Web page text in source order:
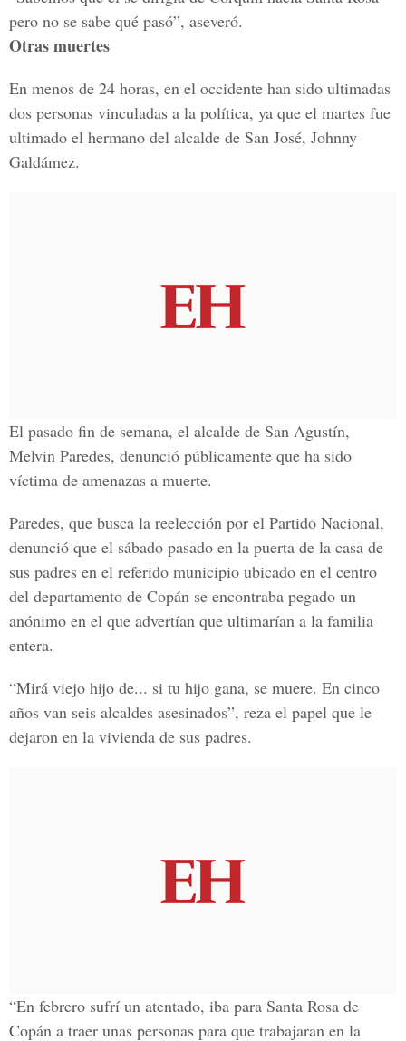
pero no se sabe qué pasó”, aseveró.
Otras muertes
En menos de 24 horas, en el occidente han sido ultimadas
dos personas vinculadas a la política, ya que el martes fue
ultimado el hermano del alcalde de San José, Johnny
Galdámez.
El pasado fin de semana, el alcalde de San Agustín,
Melvin Paredes, denunció públicamente que ha sido
víctima de amenazas a muerte.
Paredes, que busca la reelección por el Partido Nacional,
denunció que el sábado pasado en la puerta de la casa de
sus padres en el referido municipio ubicado en el centro
del departamento de Copán se encontraba pegado un
anónimo en el que advertían que ultimarían a la familia
entera.
“Mirá viejo hijo de... si tu hijo gana, se muere. En cinco
años van seis alcaldes asesinados”, reza el papel que le
dejaron en la vivienda de sus padres.
“En febrero sufrí un atentado, iba para Santa Rosa de
Copán a traer unas personas para que trabajaran en la